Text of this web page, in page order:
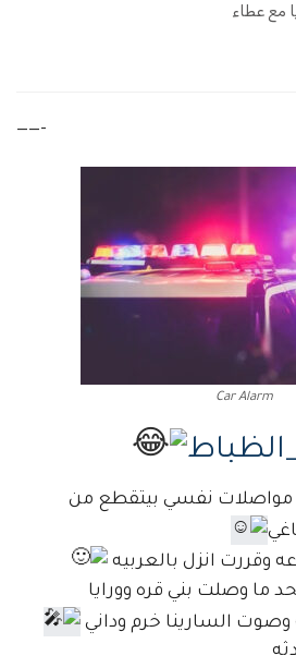
مع عطاء
——-
Car Alarm
مواصلات نفسي بيتقطع من
وقررت انزل بالعربيه
ما وصلت بني قره وورايا
السارينا خرم وداني